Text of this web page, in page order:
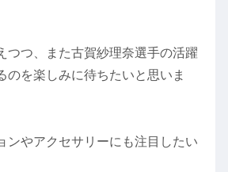
つつ、また古賀紗理奈選手の活躍
のを楽しみに待ちたいと思いま
ンやアクセサリーにも注目したい